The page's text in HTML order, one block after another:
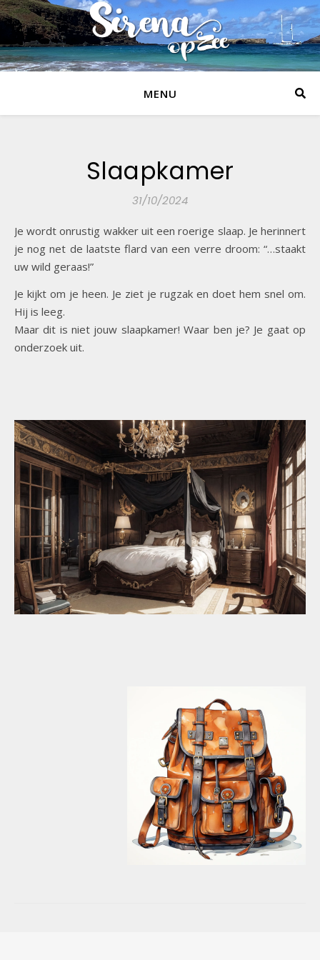
MENU
Slaapkamer
31/10/2024
Je wordt onrustig wakker uit een roerige slaap. Je herinnert
je nog net de laatste flard van een verre droom: “…staakt
uw wild geraas!”
Je kijkt om je heen. Je ziet je rugzak en doet hem snel om.
Hij is leeg.
Maar dit is niet jouw slaapkamer! Waar ben je? Je gaat op
onderzoek uit.